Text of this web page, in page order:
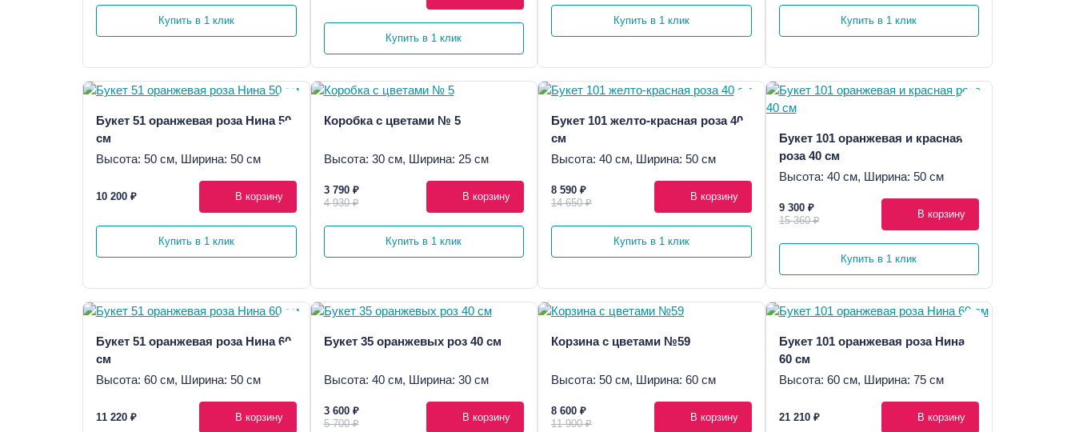
Купить в 1 клик
Купить в 1 клик
Купить в 1 клик Купить в 1 клик
Букет 51 оранжевая роза Нина 50
см
Высота: 50 см, Ширина: 50 см
10 200 ₽ В корзину
Купить в 1 клик
Коробка с цветами № 5
Высота: 30 см, Ширина: 25 см
3 790 ₽
4 930 ₽
В корзину
Купить в 1 клик
Букет 101 желто-красная роза 40
см
Высота: 40 см, Ширина: 50 см
8 590 ₽
14 650 ₽
В корзину
Купить в 1 клик
Букет 101 оранжевая и красная
роза 40 см
Высота: 40 см, Ширина: 50 см
9 300 ₽
15 360 ₽
В корзину
Купить в 1 клик
Букет 51 оранжевая роза Нина 60
см
Высота: 60 см, Ширина: 50 см
11 220 ₽ В корзину
Букет 35 оранжевых роз 40 см
Высота: 40 см, Ширина: 30 см
3 600 ₽
5 700 ₽
В корзину
Корзина с цветами №59
Высота: 50 см, Ширина: 60 см
8 600 ₽
11 900 ₽
В корзину
Букет 101 оранжевая роза Нина
60 см
Высота: 60 см, Ширина: 75 см
21 210 ₽ В корзину